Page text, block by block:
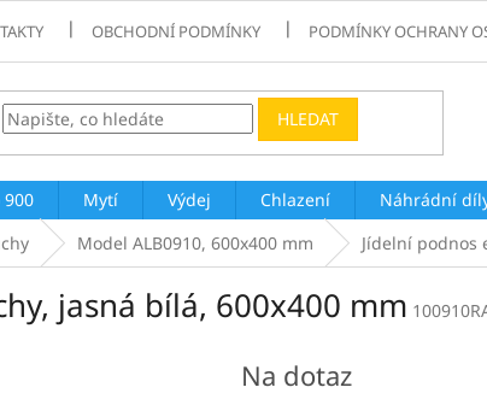
OBCHODNÍ PODMÍNKY PODMÍNKY OCHRANY
HLEDAT
900 Mytí Výdej Chlazení Náhrádní
Model ALB0910, 600x400 mm Jídelní podnos
jasná bílá, 600x400 mm
Na dotaz